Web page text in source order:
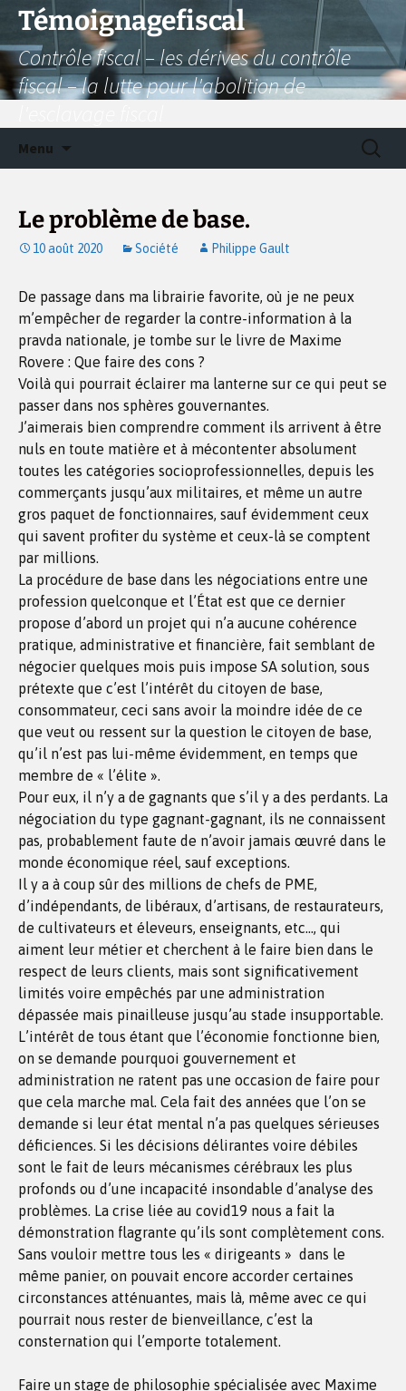
Aller
contenu
Témoignagefiscal
Contrôle fiscal – les dérives du contrôle
fiscal – la lutte pour l'abolition de
Menu
Le problème de base.
10 août 2020 Société Philippe Gault
De passage dans ma librairie favorite, où je ne peux
m’empêcher de regarder la contre-information à la
pravda nationale, je tombe sur le livre de Maxime
Rovere : Que faire des cons ?
Voilà qui pourrait éclairer ma lanterne sur ce qui peut se
passer dans nos sphères gouvernantes.
J’aimerais bien comprendre comment ils arrivent à être
nuls en toute matière et à mécontenter absolument
toutes les catégories socioprofessionnelles, depuis les
commerçants jusqu’aux militaires, et même un autre
gros paquet de fonctionnaires, sauf évidemment ceux
qui savent profiter du système et ceux-là se comptent
par millions.
La procédure de base dans les négociations entre une
profession quelconque et l’État est que ce dernier
propose d’abord un projet qui n’a aucune cohérence
pratique, administrative et financière, fait semblant de
négocier quelques mois puis impose SA solution, sous
prétexte que c’est l’intérêt du citoyen de base,
consommateur, ceci sans avoir la moindre idée de ce
que veut ou ressent sur la question le citoyen de base,
qu’il n’est pas lui-même évidemment, en temps que
membre de « l’élite ».
Pour eux, il n’y a de gagnants que s’il y a des perdants. La
négociation du type gagnant-gagnant, ils ne connaissent
pas, probablement faute de n’avoir jamais œuvré dans le
monde économique réel, sauf exceptions.
Il y a à coup sûr des millions de chefs de PME,
d’indépendants, de libéraux, d’artisans, de restaurateurs,
de cultivateurs et éleveurs, enseignants, etc…, qui
aiment leur métier et cherchent à le faire bien dans le
respect de leurs clients, mais sont significativement
limités voire empêchés par une administration
dépassée mais pinailleuse jusqu’au stade insupportable.
L’intérêt de tous étant que l’économie fonctionne bien,
on se demande pourquoi gouvernement et
administration ne ratent pas une occasion de faire pour
que cela marche mal. Cela fait des années que l’on se
demande si leur état mental n’a pas quelques sérieuses
déficiences. Si les décisions délirantes voire débiles
sont le fait de leurs mécanismes cérébraux les plus
profonds ou d’une incapacité insondable d’analyse des
problèmes. La crise liée au covid19 nous a fait la
démonstration flagrante qu’ils sont complètement cons.
Sans vouloir mettre tous les « dirigeants » dans le
même panier, on pouvait encore accorder certaines
circonstances atténuantes, mais là, même avec ce qui
pourrait nous rester de bienveillance, c’est la
consternation qui l’emporte totalement.
Faire un stage de philosophie spécialisée avec Maxime